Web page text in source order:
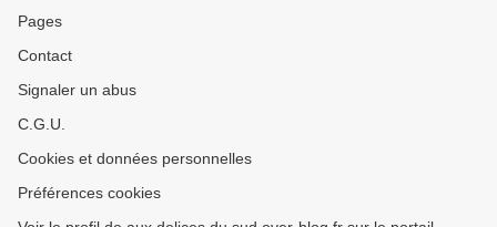
Pages
Contact
Signaler un abus
C.G.U.
Cookies et données personnelles
Préférences cookies